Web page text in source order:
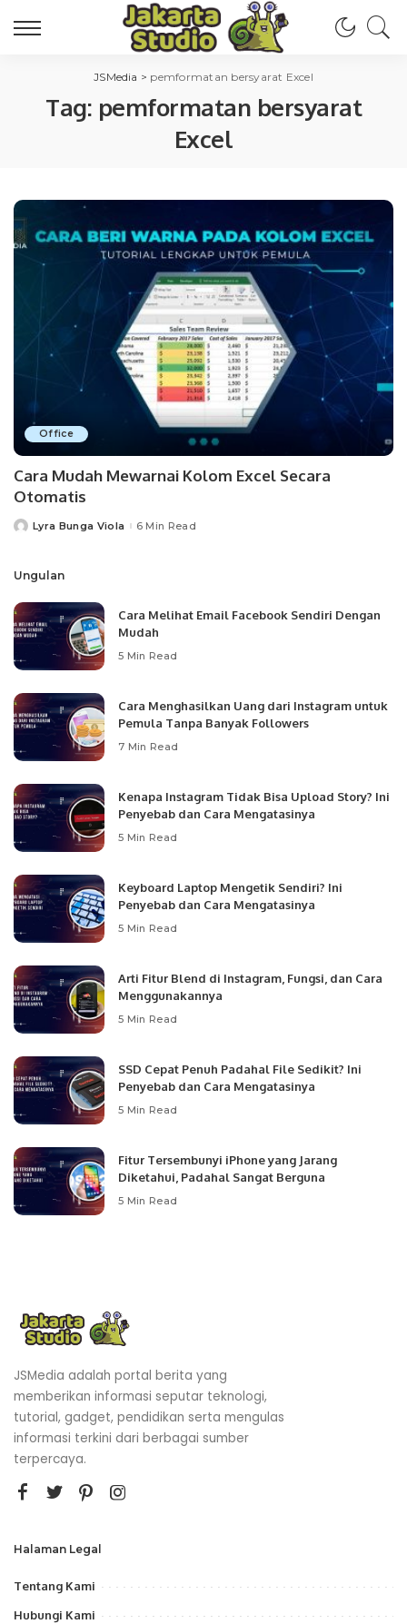
JSMedia > pemformatan bersyarat Excel
Tag: pemformatan bersyarat
Excel
Office
Cara Mudah Mewarnai Kolom Excel Secara
Otomatis
PostedLyra Bunga Viola 6 Min Read
Ungulan
Cara Melihat Email Facebook Sendiri Dengan
Mudah
5 Min Read
Cara Menghasilkan Uang dari Instagram untuk
Pemula Tanpa Banyak Followers
7 Min Read
Kenapa Instagram Tidak Bisa Upload Story? Ini
Penyebab dan Cara Mengatasinya
5 Min Read
Keyboard Laptop Mengetik Sendiri? Ini
Penyebab dan Cara Mengatasinya
5 Min Read
Arti Fitur Blend di Instagram, Fungsi, dan Cara
Menggunakannya
5 Min Read
SSD Cepat Penuh Padahal File Sedikit? Ini
Penyebab dan Cara Mengatasinya
5 Min Read
Fitur Tersembunyi iPhone yang Jarang
Diketahui, Padahal Sangat Berguna
5 Min Read
JSMedia adalah portal berita yang
memberikan informasi seputar teknologi,
tutorial, gadget, pendidikan serta mengulas
informasi terkini dari berbagai sumber
terpercaya.
Halaman Legal
Tentang Kami
Hubungi Kami